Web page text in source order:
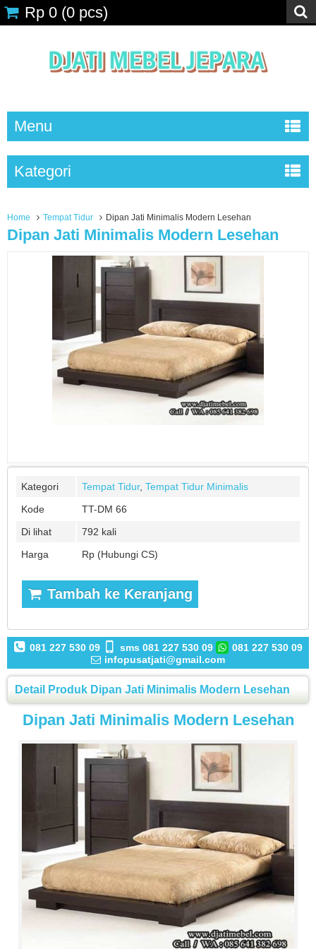
Rp 0 (0 pcs)
Menu
Kategori
Home Tempat Tidur Dipan Jati Minimalis Modern Lesehan
Dipan Jati Minimalis Modern Lesehan
Kategori Tempat Tidur, Tempat Tidur Minimalis
Kode
TT-DM 66
Di lihat
792 kali
Harga
Rp (Hubungi CS)
Tambah ke Keranjang
081 227 530 09 sms 081 227 530 09
081 227 530 09
infopusatjati@gmail.com
Detail Produk Dipan Jati Minimalis Modern Lesehan
Dipan Jati Minimalis Modern Lesehan